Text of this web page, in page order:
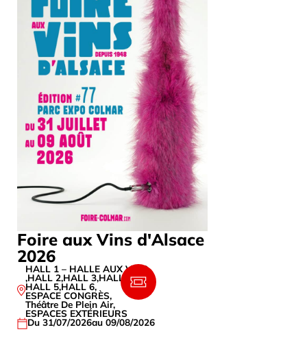
Foire aux Vins d'Alsace
2026
HALL 1 – HALLE AUX VINS
,HALL 2,HALL 3,HALL 4,
HALL 5,HALL 6,
ESPACE CONGRÈS,
Théâtre De Plein Air,
ESPACES EXTÉRIEURS
Du 31/07/2026au 09/08/2026